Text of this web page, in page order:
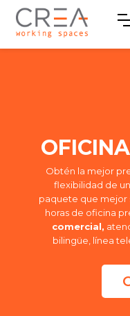
Obtén la mejor
flexibilidad de
paquete que mejor
horas de oficina
comercial,
bilingüe, línea